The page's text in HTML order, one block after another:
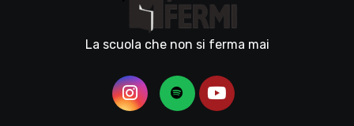
La scuola che non si ferma mai